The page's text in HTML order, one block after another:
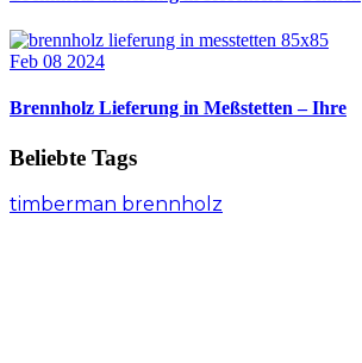
Feb 08 2024
Brennholz Lieferung in Meßstetten – Ihre
Beliebte Tags
timberman brennholz